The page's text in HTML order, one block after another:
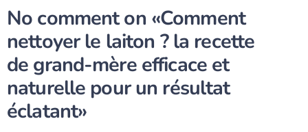
No comment on «Comment
nettoyer le laiton ? la recette
de grand-mère efficace et
naturelle pour un résultat
éclatant»